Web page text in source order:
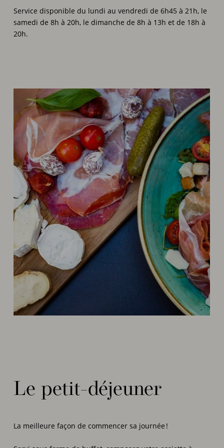
Service disponible du lundi au vendredi de 6h45 à 21h, le
samedi de 8h à 20h, le dimanche de 8h à 13h et de 18h à
20h.
Le petit-déjeuner
La meilleure façon de commencer sa journée !